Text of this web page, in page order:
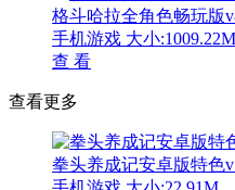
格斗哈拉全角色畅玩版
手机游戏 大小
查 看
查看更多
拳头养成记安卓版特色